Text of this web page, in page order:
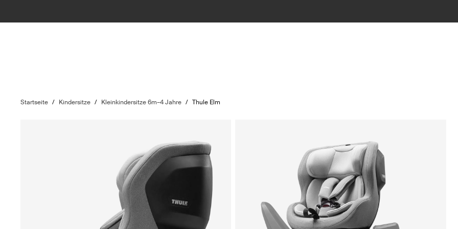
Startseite / Kindersitze / Kleinkindersitze 6m–4 Jahre / Thule Elm